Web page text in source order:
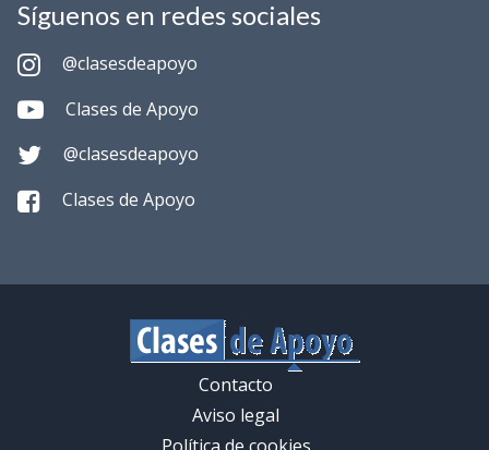
Síguenos en redes sociales
@clasesdeapoyo
Clases de Apoyo
@clasesdeapoyo
Clases de Apoyo
Contacto
Aviso legal